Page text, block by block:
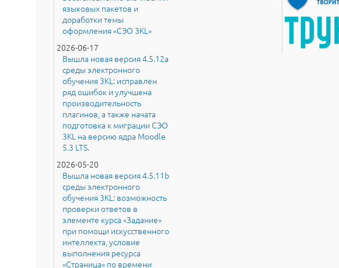
языковых пакетов и
доработки темы
оформления «СЭО 3KL»
2026-06-17
Вышла новая версия 4.5.12a
среды электронного
обучения 3KL: исправлен
ряд ошибок и улучшена
производительность
плагинов, а также начата
подготовка к миграции СЭО
3KL на версию ядра Moodle
5.3 LTS.
2026-05-20
Вышла новая версия 4.5.11b
среды электронного
обучения 3KL: возможность
проверки ответов в
элементе курса «Задание»
при помощи искусственного
интеллекта, условие
выполнения ресурса
«Страница» по времени